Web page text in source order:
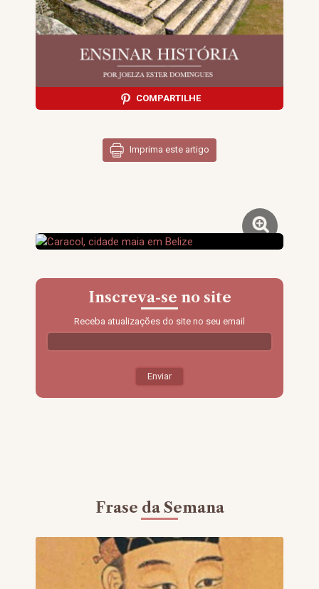
COMPARTILHE
Imprima este artigo
Inscreva-se no site
Receba atualizações do site no seu email
Frase da Semana